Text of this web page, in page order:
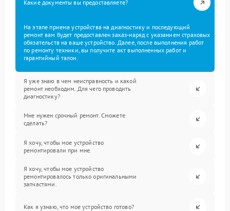
Какие документы вы предоставляете?
На этапе приема устройства на диагностику и последующий
ремонт вам будет предоставлен заказ-наряд с указанием страховых
обязательств на ваше устройство. Далее, после выполнения работ
по ремонту техники, вы получите акт выполненных работ и
гарантийный талон.
Я уже знаю в чем неисправность и какой
ремонт необходим. Для чего проводить
диагностику?
Мне нужен срочный ремонт. Сможете
сделать?
Я хочу, чтобы мое устройство
ремонтировали при мне.
Я хочу, чтобы мое устройство
ремонтировалось только оригинальными
запчастями.
Как я узнаю, что мое устройство готово?